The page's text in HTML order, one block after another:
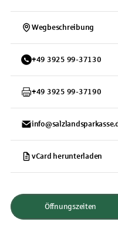
Wegbeschreibung
+49 3925 99-37130
+49 3925 99-37190
vCard herunterladen
Öffnungszeiten